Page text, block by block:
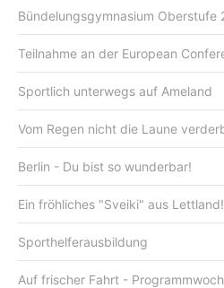
Bündelungsgymnasium Oberstufe
Teilnahme an der European
Sportlich unterwegs auf Ameland
Vom Regen nicht die Laune
Berlin - Du bist so wunderbar!
Ein fröhliches "Sveiki" aus Lettland!
Sporthelferausbildung
Auf frischer Fahrt -